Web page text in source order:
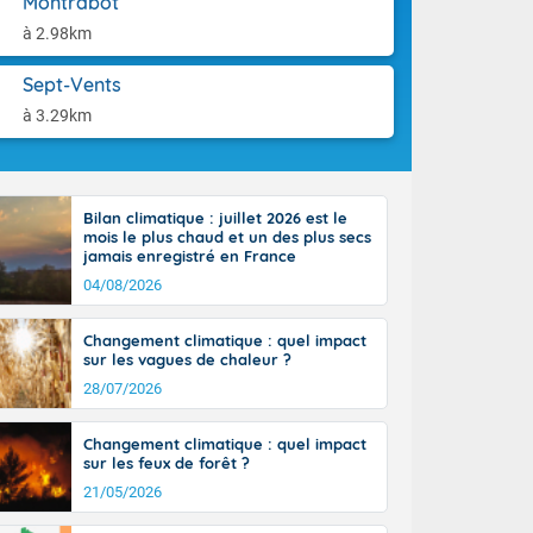
à 2.98km
Sept-Vents
à 3.29km
jusque
la Corse.
Pyrénées,
marge de
de la
En soirée,
22 à 24,
sur le
hors côtes
38 ou 39
Bilan climatique : juillet 2026 est le
mois le plus chaud et un des plus secs
jamais enregistré en France
04/08/2026
Changement climatique : quel impact
sur les vagues de chaleur ?
28/07/2026
Changement climatique : quel impact
sur les feux de forêt ?
21/05/2026